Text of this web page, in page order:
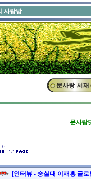
화인의
문사랑
0
1/1
[인터뷰 - 숭실대 이재홍 글